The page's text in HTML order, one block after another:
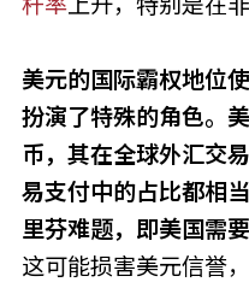
美元的国际霸权地位
扮演了特殊的角色。
币，其在全球外汇交
易支付中的占比都相
里芬难题，即美国需
这可能损害美元信誉